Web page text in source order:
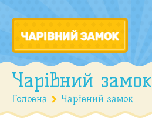
Чарівний замок
Головна Чарівний замок